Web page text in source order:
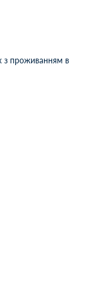
з проживанням в